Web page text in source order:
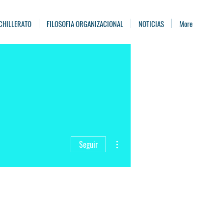
FILOSOFIA ORGANIZACIONAL NOTICIAS More
Seguir